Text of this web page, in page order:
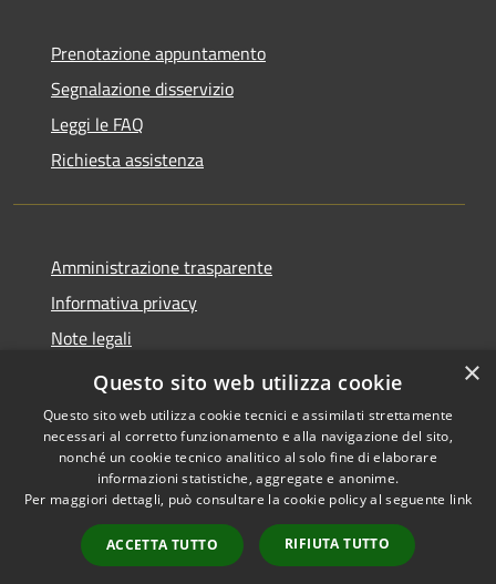
Prenotazione appuntamento
Segnalazione disservizio
Leggi le FAQ
Richiesta assistenza
Amministrazione trasparente
Informativa privacy
Note legali
Dichiarazione di accessibilità
Accessibilità
Copyright © 2026 • Comune di
Monticelli Brusati • Powered
byMunicipium
Accesso
redazione
×
Questo sito web utilizza cookie
Questo sito web utilizza cookie tecnici e assimilati strettamente
necessari al corretto funzionamento e alla navigazione del sito,
nonché un cookie tecnico analitico al solo fine di elaborare
informazioni statistiche, aggregate e anonime.
Per maggiori dettagli, può consultare la cookie policy al seguente link
ACCETTA TUTTO RIFIUTA TUTTO